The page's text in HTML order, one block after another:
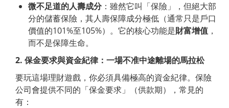
微不足道的人壽成分：雖然它叫「保險」，但絕大部
分的儲蓄保險，其人壽保障成分極低（通常只是戶口
價值的101%至105%）。它的核心功能是財富增值 ，
而不是保障生命。
2. 保金要求與資金紀律：一場不准中途離場的馬拉松
要玩這場理財遊戲，你必須具備極高的資金紀律。保險
公司會提供不同的「保金要求」（供款期），常見的
有：